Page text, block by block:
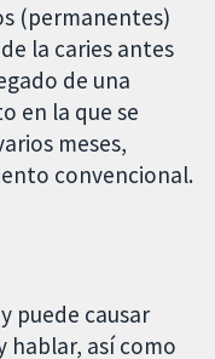
(permanentes)
la caries antes
de una
en la que se
meses,
convencional.
puede causar
hablar, así como